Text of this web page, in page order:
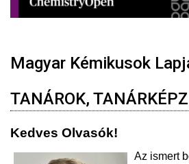
Magyar Kémikusok
TANÁROK,
Kedves Olvasók!
Az ismert